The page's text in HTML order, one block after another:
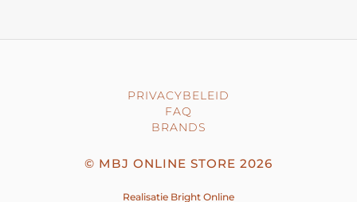
PRIVACYBELEID
FAQ
BRANDS
© MBJ ONLINE STORE 2026
Realisatie Bright Online